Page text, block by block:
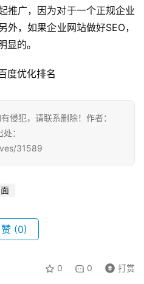
推广，因为对于一个正规企业
，如果企业网站做好SEO，
的。
度优化排名
侵犯，请联系删除！作者：
：
31589
赞 (0)
0 0 打赏